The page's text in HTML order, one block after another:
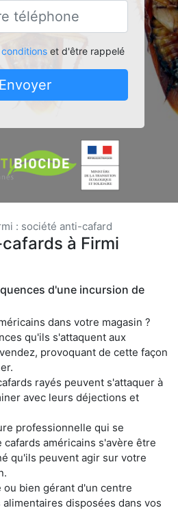
conditionset d'être rappelé
Envoyer
: société anti-cafard
à Firmi
d'une incursion de
dans votre magasin ?
qu'ils s'attaquent aux
provoquant de cette façon
rayés peuvent s'attaquer à
avec leurs déjections et
professionnelle qui se
américains s'avère être
qu'ils peuvent agir sur votre
bien gérant d'un centre
disposées dans vos